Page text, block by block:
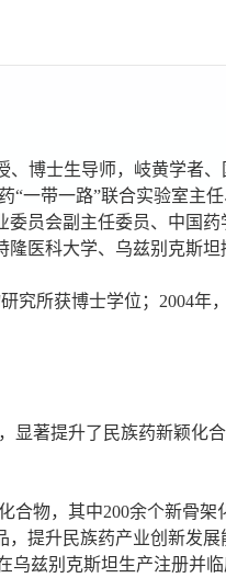
士生导师，岐黄学者、
一带一路”联合实验室主
员会副主任委员、中国
医科大学、乌兹别克斯坦
所获博士学位；2004年
著提升了民族药新颖化
合物，其中200余个新骨
提升民族药产业创新发展
乌兹别克斯坦生产注册并